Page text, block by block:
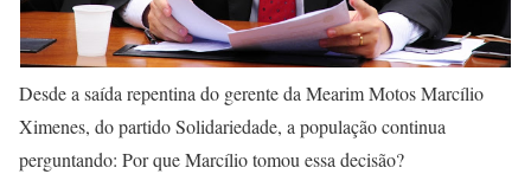
Desde a saída repentina do gerente da Mearim Motos Marcílio
Ximenes, do partido Solidariedade, a população continua
perguntando: Por que Marcílio tomou essa decisão?